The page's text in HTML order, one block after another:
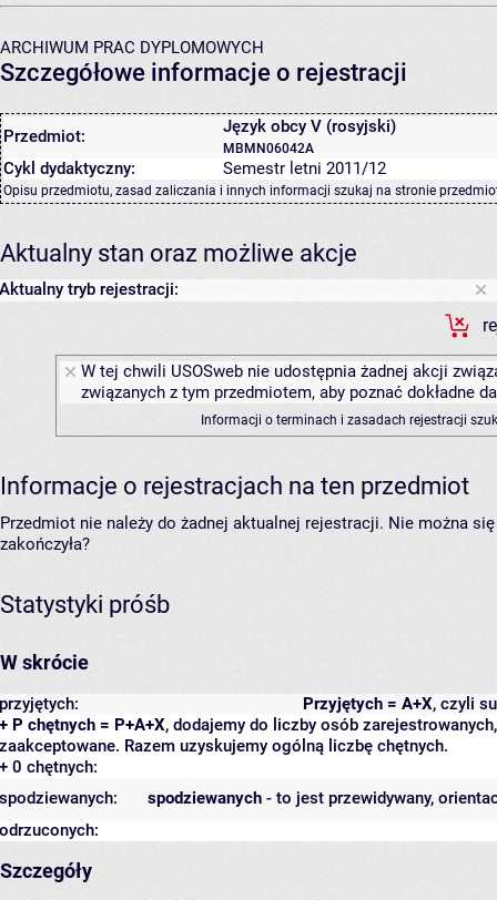
ARCHIWUM PRAC DYPLOMOWYCH
Szczegółowe informacje o rejestracji
Przedmiot: Język obcy V (rosyjski)
MBMN06042A
Cykl dydaktyczny: Semestr letni 2011/12
Opisu przedmiotu, zasad zaliczania i innych informacji szukaj na stronie
Aktualny stan oraz możliwe akcje
Aktualny tryb rejestracji:
W tej chwili USOSweb nie udostępnia żadnej akcji
związanych z tym przedmiotem, aby poznać dokładne
Informacji o terminach i zasadach rejestracji
Informacje o rejestracjach na ten przedmiot
Przedmiot nie należy do żadnej aktualnej rejestracji. Nie można
zakończyła?
Statystyki próśb
W skrócie
Przyjętych = A+X, czyli
przyjętych:
+ P chętnych = P+A+X, dodajemy do liczby osób
zaakceptowane. Razem uzyskujemy ogólną liczbę chętnych.
+ 0 chętnych:
spodziewanych - to jest przewidywany,
spodziewanych:
odrzuconych:
Szczegóły